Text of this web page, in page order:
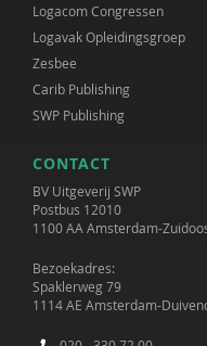
Logacom Congressen
Logavak Opleidingsgroep
Zesbee
Carib Publishing
SWP Publishing
CONTACT
BV Uitgeverij SWP
Postbus 12010
1100 AA Amsterdam-
Bezoekadres:
Spaklerweg 79
1114 AE Amsterdam-